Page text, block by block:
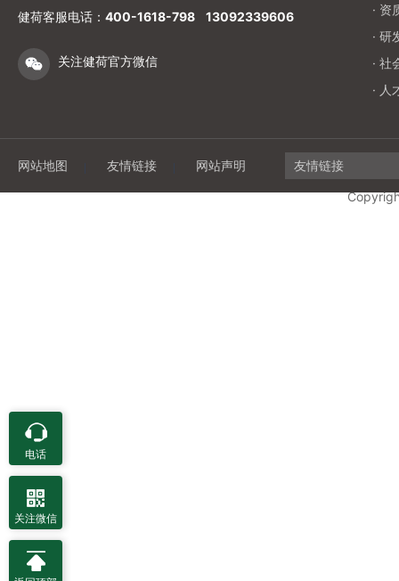
电话
关注微信
· 资
· 研
· 社
· 人
健荷客服电话： 400-1618-798 13092339606
关注健荷官方微信
网站地图 友情链接 网站声明 友情链接